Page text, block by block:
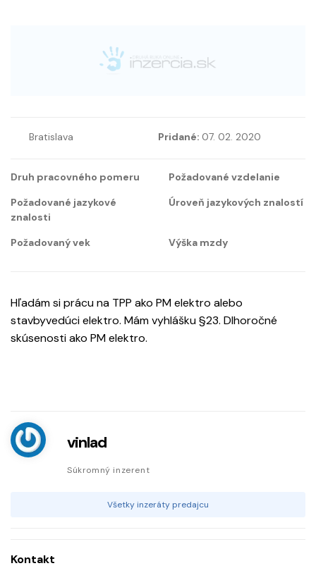
Bratislava Pridané: 07. 02. 2020
Druh pracovného pomeru
Požadované vzdelanie
Požadované jazykové
znalosti
Úroveň jazykových znalostí
Požadovaný vek Výška mzdy
Hľadám si prácu na TPP ako PM elektro alebo
stavbyvedúci elektro. Mám vyhlášku §23. Dlhoročné
skúsenosti ako PM elektro.
vinlad
Súkromný inzerent
Všetky inzeráty predajcu
Kontakt